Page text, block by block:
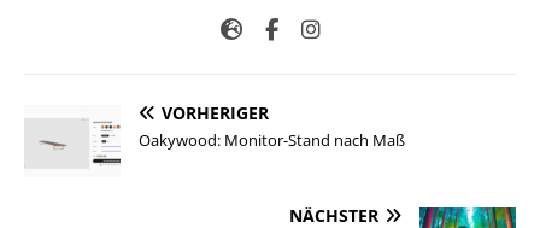
VORHERIGER
Oakywood: Monitor-Stand nach Maß
NÄCHSTER